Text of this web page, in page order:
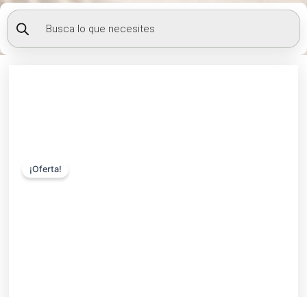
Búsqueda
de
productos
¡Oferta!